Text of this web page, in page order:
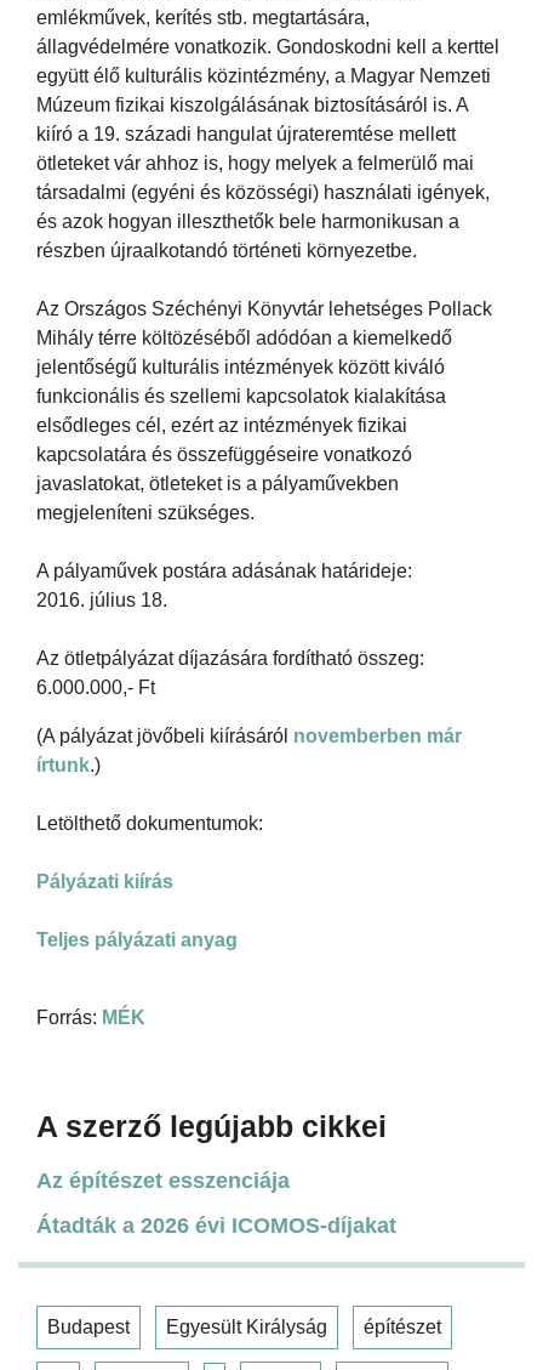
emlékművek, kerítés stb. megtartására,
állagvédelmére vonatkozik. Gondoskodni kell a kerttel
együtt élő kulturális közintézmény, a Magyar Nemzeti
Múzeum fizikai kiszolgálásának biztosításáról is. A
kiíró a 19. századi hangulat újrateremtése mellett
ötleteket vár ahhoz is, hogy melyek a felmerülő mai
társadalmi (egyéni és közösségi) használati igények,
és azok hogyan illeszthetők bele harmonikusan a
részben újraalkotandó történeti környezetbe.
Az Országos Széchényi Könyvtár lehetséges Pollack
Mihály térre költözéséből adódóan a kiemelkedő
jelentőségű kulturális intézmények között kiváló
funkcionális és szellemi kapcsolatok kialakítása
elsődleges cél, ezért az intézmények fizikai
kapcsolatára és összefüggéseire vonatkozó
javaslatokat, ötleteket is a pályaművekben
megjeleníteni szükséges.
A pályaművek postára adásának határideje:
2016. július 18.
Az ötletpályázat díjazására fordítható összeg:
6.000.000,- Ft
(A pályázat jövőbeli kiírásáról novemberben már
írtunk.)
Letölthető dokumentumok:
Pályázati kiírás
Teljes pályázati anyag
Forrás: MÉK
A szerző legújabb cikkei
Az építészet esszenciája
Átadták a 2026 évi ICOMOS-díjakat
Budapest Egyesült Királyság építészet